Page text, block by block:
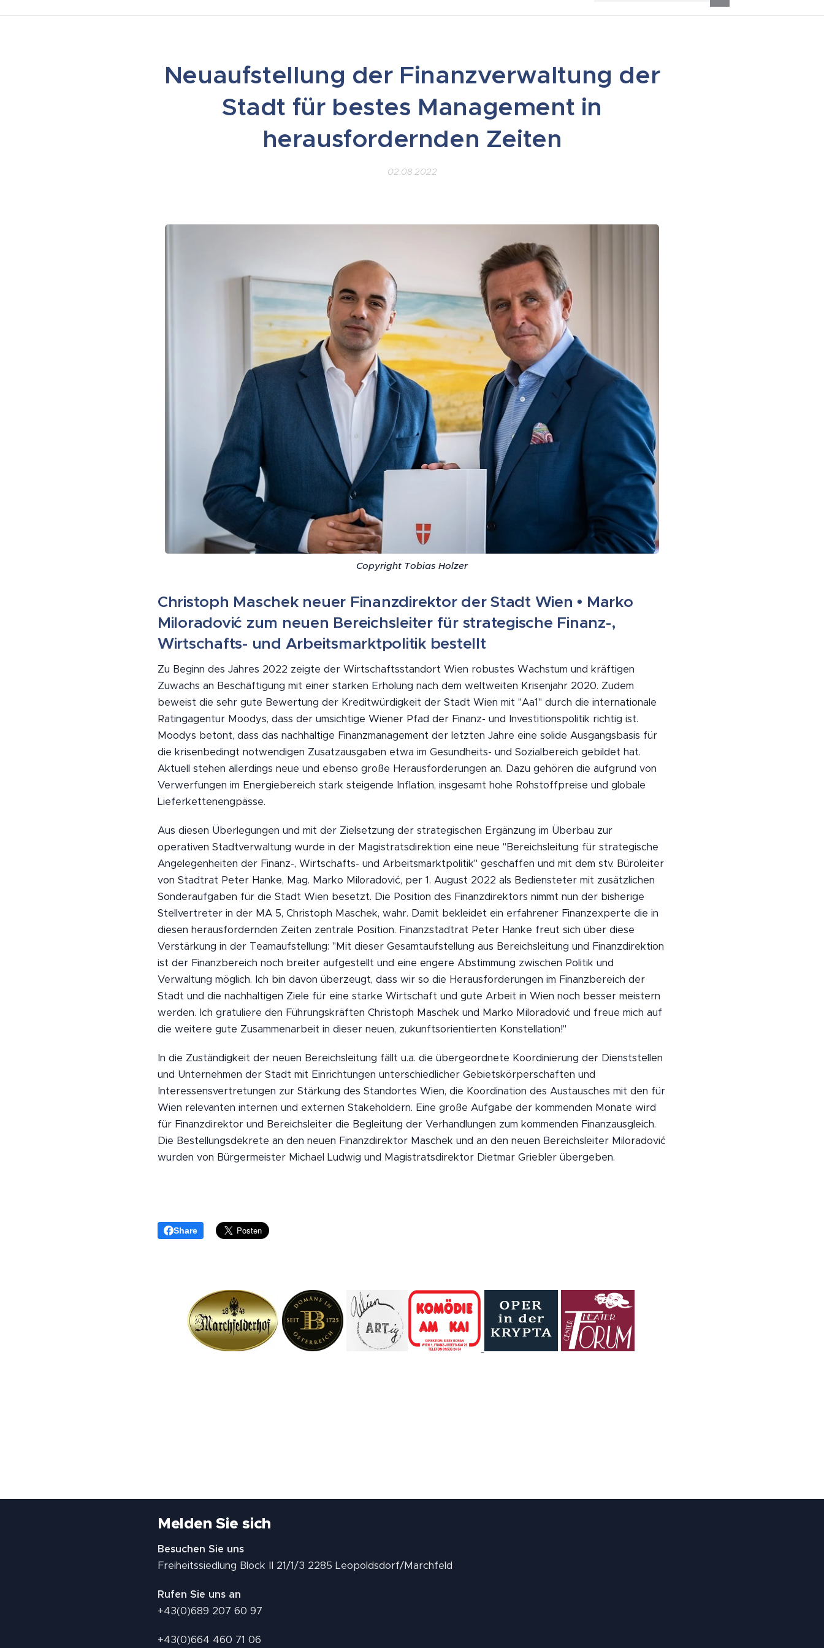
Neuaufstellung der Finanzverwaltung der
Stadt für bestes Management in
herausfordernden Zeiten
02.08.2022
Copyright Tobias Holzer
Christoph Maschek neuer Finanzdirektor der Stadt Wien • Marko
Miloradović zum neuen Bereichsleiter für strategische Finanz-,
Wirtschafts- und Arbeitsmarktpolitik bestellt
Zu Beginn des Jahres 2022 zeigte der Wirtschaftsstandort Wien robustes Wachstum und kräftigen
Zuwachs an Beschäftigung mit einer starken Erholung nach dem weltweiten Krisenjahr 2020. Zudem
beweist die sehr gute Bewertung der Kreditwürdigkeit der Stadt Wien mit "Aa1" durch die internationale
Ratingagentur Moodys, dass der umsichtige Wiener Pfad der Finanz- und Investitionspolitik richtig ist.
Moodys betont, dass das nachhaltige Finanzmanagement der letzten Jahre eine solide Ausgangsbasis für
die krisenbedingt notwendigen Zusatzausgaben etwa im Gesundheits- und Sozialbereich gebildet hat.
Aktuell stehen allerdings neue und ebenso große Herausforderungen an. Dazu gehören die aufgrund von
Verwerfungen im Energiebereich stark steigende Inflation, insgesamt hohe Rohstoffpreise und globale
Lieferkettenengpässe.
Aus diesen Überlegungen und mit der Zielsetzung der strategischen Ergänzung im Überbau zur
operativen Stadtverwaltung wurde in der Magistratsdirektion eine neue "Bereichsleitung für strategische
Angelegenheiten der Finanz-, Wirtschafts- und Arbeitsmarktpolitik" geschaffen und mit dem stv. Büroleiter
von Stadtrat Peter Hanke, Mag. Marko Miloradović, per 1. August 2022 als Bediensteter mit zusätzlichen
Sonderaufgaben für die Stadt Wien besetzt. Die Position des Finanzdirektors nimmt nun der bisherige
Stellvertreter in der MA 5, Christoph Maschek, wahr. Damit bekleidet ein erfahrener Finanzexperte die in
diesen herausfordernden Zeiten zentrale Position. Finanzstadtrat Peter Hanke freut sich über diese
Verstärkung in der Teamaufstellung: "Mit dieser Gesamtaufstellung aus Bereichsleitung und Finanzdirektion
ist der Finanzbereich noch breiter aufgestellt und eine engere Abstimmung zwischen Politik und
Verwaltung möglich. Ich bin davon überzeugt, dass wir so die Herausforderungen im Finanzbereich der
Stadt und die nachhaltigen Ziele für eine starke Wirtschaft und gute Arbeit in Wien noch besser meistern
werden. Ich gratuliere den Führungskräften Christoph Maschek und Marko Miloradović und freue mich auf
die weitere gute Zusammenarbeit in dieser neuen, zukunftsorientierten Konstellation!"
In die Zuständigkeit der neuen Bereichsleitung fällt u.a. die übergeordnete Koordinierung der Dienststellen
und Unternehmen der Stadt mit Einrichtungen unterschiedlicher Gebietskörperschaften und
Interessensvertretungen zur Stärkung des Standortes Wien, die Koordination des Austausches mit den für
Wien relevanten internen und externen Stakeholdern. Eine große Aufgabe der kommenden Monate wird
für Finanzdirektor und Bereichsleiter die Begleitung der Verhandlungen zum kommenden Finanzausgleich.
Die Bestellungsdekrete an den neuen Finanzdirektor Maschek und an den neuen Bereichsleiter Miloradović
wurden von Bürgermeister Michael Ludwig und Magistratsdirektor Dietmar Griebler übergeben.
Share
Melden Sie sich
Besuchen Sie uns
Freiheitssiedlung Block II 21/1/3 2285 Leopoldsdorf/Marchfeld
Rufen Sie uns an
+43(0)689 207 60 97
+43(0)664 460 71 06